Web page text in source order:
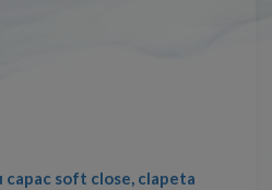
capac soft close, clapeta